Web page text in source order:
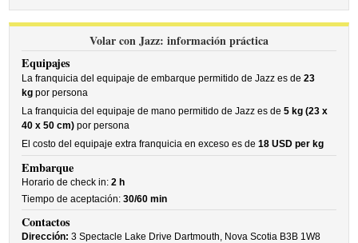
Volar con Jazz: información práctica
Equipajes
La franquicia del equipaje de embarque permitido de Jazz es de23
kg por persona
La franquicia del equipaje de mano permitido de Jazz es de5 kg (23 x
40 x 50 cm) por persona
El costo del equipaje extra franquicia en exceso es de18 USD per kg
Embarque
Horario de check in:2 h
Tiempo de aceptación:30/60 min
Contactos
Dirección: 3 Spectacle Lake Drive Dartmouth, Nova Scotia B3B 1W8